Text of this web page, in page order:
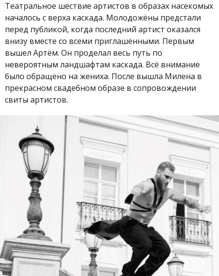
Театральное шествие артистов в образах насекомых
началось с верха каскада. Молодожёны предстали
перед публикой, когда последний артист оказался
внизу вместе со всеми приглашёнными. Первым
вышел Артём. Он проделал весь путь по
невероятным ландшафтам каскада. Всё внимание
было обращено на жениха. После вышла Милена в
прекрасном свадебном образе в сопровождении
свиты артистов.